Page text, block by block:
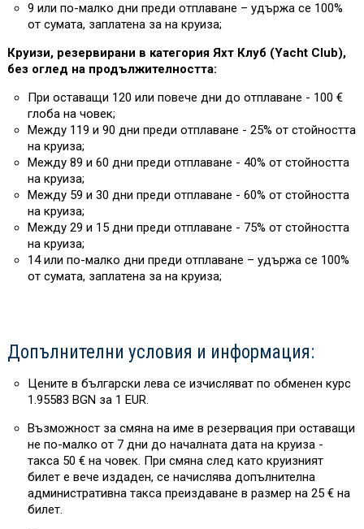
9 или по-малко дни преди отплаване – удържа се 100%
от сумата, заплатена за на круиза;
Круизи, резервирани в категория Яхт Клуб (Yacht Club),
без оглед на продължителността:
При оставащи 120 или повече дни до отплаване - 100 €
глоба на човек;
Между 119 и 90 дни преди отплаване - 25% от стойността
на круиза;
Между 89 и 60 дни преди отплаване - 40% от стойността
на круиза;
Между 59 и 30 дни преди отплаване - 60% от стойността
на круиза;
Между 29 и 15 дни преди отплаване - 75% от стойността
на круиза;
14 или по-малко дни преди отплаване – удържа се 100%
от сумата, заплатена за на круиза;
Допълнителни условия и информация:
Цените в български лева се изчисляват по обменен курс
1.95583 BGN за 1 EUR.
Възможност за смяна на име в резервация при оставащи
не по-малко от 7 дни до началната дата на круиза -
такса 50 € на човек. При смяна след като круизният
билет е вече издаден, се начислява допълнителна
административна такса преиздаване в размер на 25 € на
билет.